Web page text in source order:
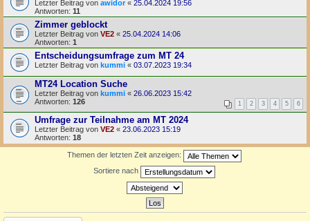
Letzter Beitrag von awidor« 25.04.2024 19:56
Antworten: 11
Zimmer geblockt
Letzter Beitrag von VE2 « 25.04.2024 14:06
Antworten: 1
Entscheidungsumfrage zum MT 24
Letzter Beitrag von kummi « 03.07.2023 19:34
MT24 Location Suche
Letzter Beitrag von kummi « 26.06.2023 15:42
Antworten: 126 1 2 3 4 5 6
Umfrage zur Teilnahme am MT 2024
Letzter Beitrag von VE2 « 23.06.2023 15:19
Antworten: 18
Themen der letzten Zeit anzeigen:
Sortiere nach